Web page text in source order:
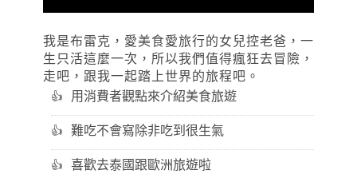
我是布雷克，愛美食愛旅行的女兒控老爸，一
生只活這麼一次，所以我們值得瘋狂去冒險，
走吧，跟我一起踏上世界的旅程吧。
用消費者觀點來介紹美食旅遊
難吃不會寫除非吃到很生氣
喜歡去泰國跟歐洲旅遊啦